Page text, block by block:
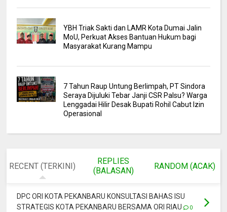
YBH Triak Sakti dan LAMR Kota Dumai Jalin
MoU, Perkuat Akses Bantuan Hukum bagi
Masyarakat Kurang Mampu
7 Tahun Raup Untung Berlimpah, PT Sindora
Seraya Dijuluki Tebar Janji CSR Palsu? Warga
Lenggadai Hilir Desak Bupati Rohil Cabut Izin
Operasional
RECENT (TERKINI)
REPLIES
(BALASAN)
RANDOM (ACAK)
DPC ORI KOTA PEKANBARU KONSULTASI BAHAS ISU
STRATEGIS KOTA PEKANBARU BERSAMA ORI RIAU
0